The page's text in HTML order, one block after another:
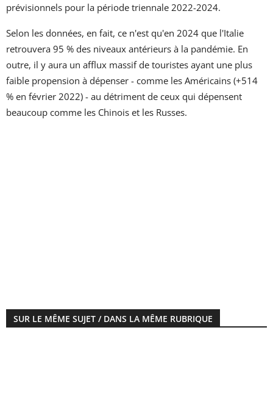
prévisionnels pour la période triennale 2022-2024.
Selon les données, en fait, ce n'est qu'en 2024 que l'Italie
retrouvera 95 % des niveaux antérieurs à la pandémie. En
outre, il y aura un afflux massif de touristes ayant une plus
faible propension à dépenser - comme les Américains (+514
% en février 2022) - au détriment de ceux qui dépensent
beaucoup comme les Chinois et les Russes.
SUR LE MÊME SUJET / DANS LA MÊME RUBRIQUE